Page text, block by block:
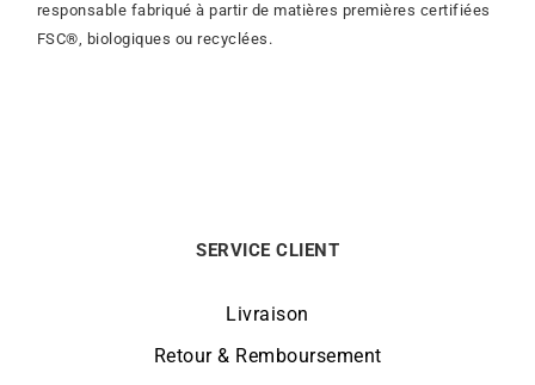
responsable fabriqué à partir de matières premières certifiées
FSC®, biologiques ou recyclées.
SERVICE CLIENT
Livraison
Retour & Remboursement